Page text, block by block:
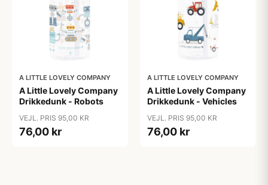
A LITTLE LOVELY COMPANY
A Little Lovely Company
Drikkedunk - Robots
VEJL. PRIS 95,00 KR
76,00 kr
A LITTLE LOVELY COMPANY
A Little Lovely Company
Drikkedunk - Vehicles
VEJL. PRIS 95,00 KR
76,00 kr